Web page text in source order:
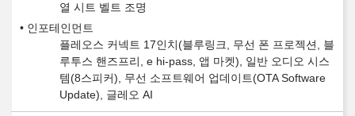
열 시트 벨트 조명
인포테인먼트
플레오스 커넥트 17인치(블루링크, 무선 폰 프로젝션, 블
루투스 핸즈프리, e hi-pass, 앱 마켓), 일반 오디오 시스
템(8스피커), 무선 소프트웨어 업데이트(OTA Software
Update), 글레오 AI